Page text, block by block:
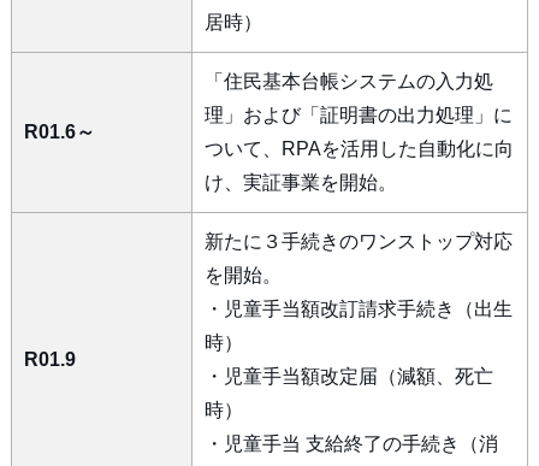
居時）
R01.6～
「住民基本台帳システムの入力処
理」および「証明書の出力処理」に
ついて、RPAを活用した自動化に向
け、実証事業を開始。
R01.9
新たに３手続きのワンストップ対応
を開始。
・児童手当額改訂請求手続き（出生
時）
・児童手当額改定届（減額、死亡
時）
・児童手当 支給終了の手続き（消